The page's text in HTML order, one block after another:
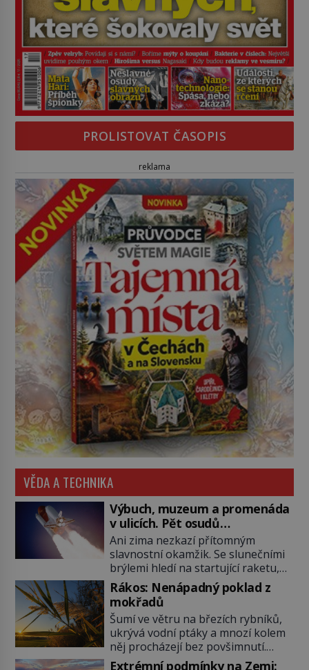
PROLISTOVAT ČASOPIS
reklama
VĚDA A TECHNIKA
Výbuch, muzeum a promenáda
v ulicích. Pět osudů
nejslavnějších raketoplánů
Ani zima nezkazí přítomným
slavnostní okamžik. Se slunečními
brýlemi hledí na startující raketu,
která má do vesmíru vynést kromě
posádky také obyčejnou učitelku.
Po několika sekundách všem
ztuhnou úsměvy, stroj totiž
exploduje. Jejich konstrukce není
z levného kraje, daňové poplatníky
stojí miliardy dolarů. Na druhou
Rákos: Nenápadný poklad z
mokřadů
Šumí ve větru na březích rybníků,
ukrývá vodní ptáky a mnozí kolem
něj procházejí bez povšimnutí.
Přesto právě rákos pomáhal stavět
Extrémní podmínky na Zemi: